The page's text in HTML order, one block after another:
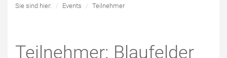
Sie sind hier: Events Teilnehmer
Teilnehmer: Blaufelder